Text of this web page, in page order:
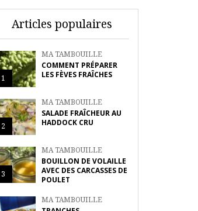
Articles populaires
1
MA TAMBOUILLE
COMMENT PRÉPARER
LES FÈVES FRAÎCHES
2
MA TAMBOUILLE
SALADE FRAÎCHEUR AU
HADDOCK CRU
3
MA TAMBOUILLE
BOUILLON DE VOLAILLE
AVEC DES CARCASSES DE
POULET
MA TAMBOUILLE